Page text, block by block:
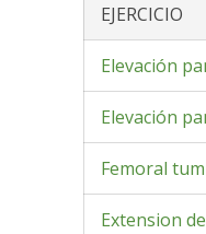
EJERCICIO
Elevación
Elevación
Femoral
Extension